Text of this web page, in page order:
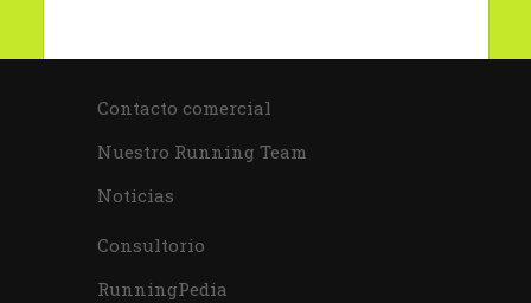
Contacto comercial
Nuestro Running Team
Noticias
Consultorio
RunningPedia